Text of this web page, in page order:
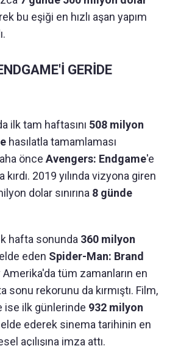
bu eşiği en hızlı aşan yapım
GERİDE
ilk tam haftasını 508 milyon
hasılatla tamamlaması
önce Avengers: Endgame'e
2019 yılında vizyona giren
dolar sınırına 8 günde
hafta sonunda 360 milyon
eden Spider-Man: Brand
Amerika'da tüm zamanların en
sonu rekorunu da kırmıştı. Film,
ise ilk günlerinde 932 milyon
ederek sinema tarihinin en
açılışına imza attı.